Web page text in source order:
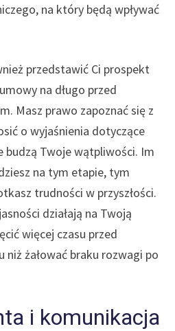
na który będą wpływać
przedstawić Ci prospekt
na długo przed
Masz prawo zapoznać się z
o wyjaśnienia dotyczące
budzą Twoje wątpliwości. Im
na tym etapie, tym
trudności w przyszłości.
działają na Twoją
więcej czasu przed
żałować braku rozwagi po
i komunikacja